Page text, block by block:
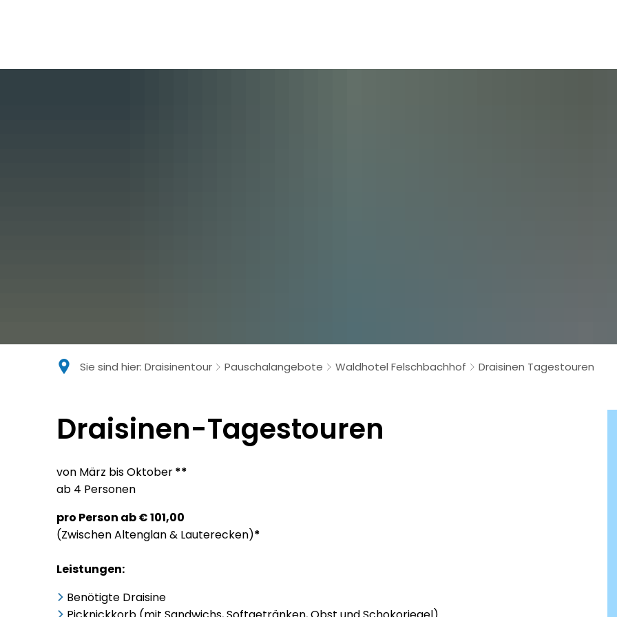
Sie sind hier: Draisinentour Pauschalangebote Waldhotel Felschbachhof Draisinen Tagestouren
Draisinen
Tagestouren
Draisinen-Tagestouren
von März bis Oktober**
ab 4 Personen
pro Person ab € 101,00
(Zwischen Altenglan & Lauterecken)*
Leistungen:
Benötigte Draisine